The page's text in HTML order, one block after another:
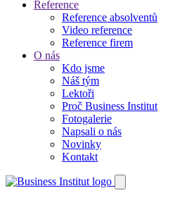
Reference
Reference absolventů
Video reference
Reference firem
O nás
Kdo jsme
Náš tým
Lektoři
Proč Business Institut
Fotogalerie
Napsali o nás
Novinky
Kontakt